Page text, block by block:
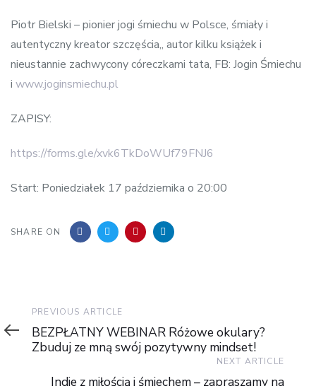
Piotr Bielski – pionier jogi śmiechu w Polsce, śmiały i
autentyczny kreator szczęścia,, autor kilku książek i
nieustannie zachwycony córeczkami tata, FB: Jogin Śmiechu
i www.joginsmiechu.pl
ZAPISY:
https://forms.gle/xvk6TkDoWUf79FNJ6
Start: Poniedziałek 17 października o 20:00
SHARE ON
Previous
Article
PREVIOUS ARTICLE
BEZPŁATNY WEBINAR Różowe okulary?
Zbuduj ze mną swój pozytywny mindset!
NEXT ARTICLE
Indie z miłością i śmiechem – zapraszamy na